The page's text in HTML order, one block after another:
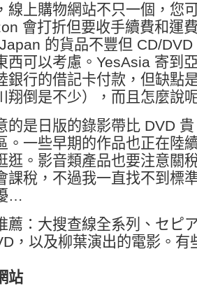
線上購物網站不只一個，您
會打折但要收手續費和運
的貨品不豐但 CD/
西可以考慮。YesAsia 寄到
銀行的借記卡付款，但缺點
翔倒是不少），而且怎麼說
的是日版的錄影帶比 DVD
。一些早期的作品也正在陸
逛。影音類產品也要注意關
課稅，不過我一直找不到標
…
薦：大搜查線全系列、セピ
，以及柳葉演出的電影。有
站